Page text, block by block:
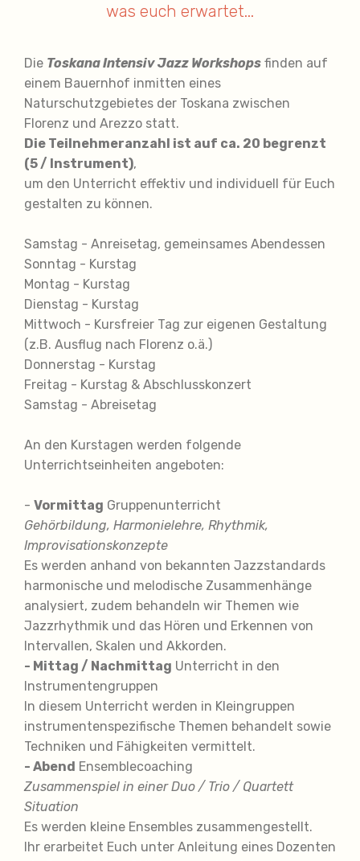
was euch erwartet...
Die Toskana Intensiv Jazz Workshops finden auf
einem Bauernhof inmitten eines
Naturschutzgebietes der Toskana zwischen
Florenz und Arezzo statt.
Die Teilnehmeranzahl ist auf ca. 20 begrenzt
(5 / Instrument),
um den Unterricht effektiv und individuell für Euch
gestalten zu können.
Samstag - Anreisetag, gemeinsames Abendessen
Sonntag - Kurstag
Montag - Kurstag
Dienstag - Kurstag
Mittwoch - Kursfreier Tag zur eigenen Gestaltung
(z.B. Ausflug nach Florenz o.ä.)
Donnerstag - Kurstag
Freitag - Kurstag & Abschlusskonzert
Samstag - Abreisetag
An den Kurstagen werden folgende
Unterrichtseinheiten angeboten:
- Vormittag Gruppenunterricht
Gehörbildung, Harmonielehre, Rhythmik,
Improvisationskonzepte
Es werden anhand von bekannten Jazzstandards
harmonische und melodische Zusammenhänge
analysiert, zudem behandeln wir Themen wie
Jazzrhythmik und das Hören und Erkennen von
Intervallen, Skalen und Akkorden.
- Mittag / Nachmittag Unterricht in den
Instrumentengruppen
In diesem Unterricht werden in Kleingruppen
instrumentenspezifische Themen behandelt sowie
Techniken und Fähigkeiten vermittelt.
- Abend Ensemblecoaching
Zusammenspiel in einer Duo / Trio / Quartett
Situation
Es werden kleine Ensembles zusammengestellt.
Ihr erarbeitet Euch unter Anleitung eines Dozenten